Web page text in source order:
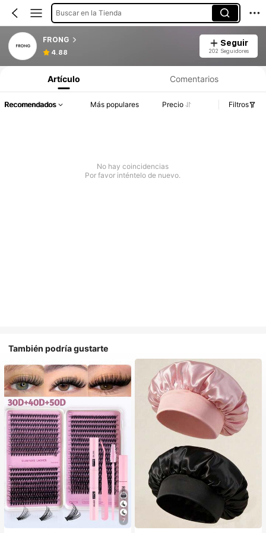
Buscar en la Tienda
FRONG
4.88
Seguir
202 Seguidores
Artículo Comentarios
Recomendados Más populares Precio Filtros
No hay coincidencias
Por favor inténtelo de nuevo.
También podría gustarte
7
#1 Más vendidos
en Multicolor Gorros para el pelo para mujer
Establecido hace 1 año